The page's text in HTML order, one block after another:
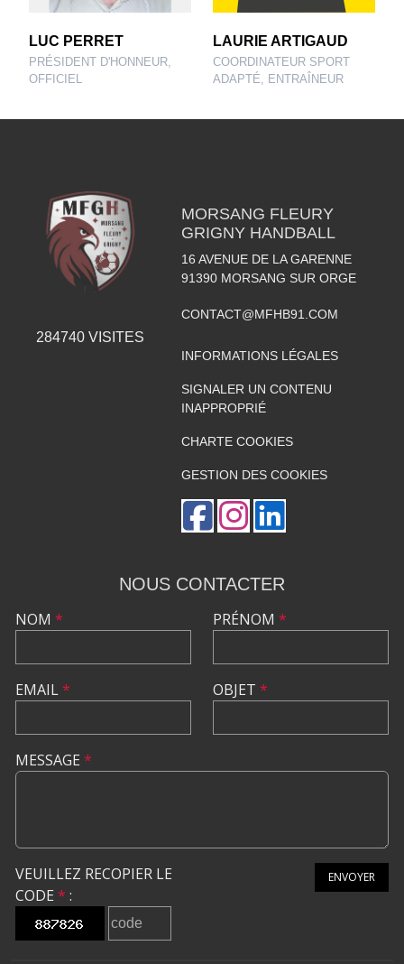
LUC PERRET
PRÉSIDENT D'HONNEUR,
OFFICIEL
LAURIE ARTIGAUD
COORDINATEUR SPORT
ADAPTÉ, ENTRAÎNEUR
284740 VISITES
MORSANG FLEURY
GRIGNY HANDBALL
16 AVENUE DE LA GARENNE
91390 MORSANG SUR ORGE
CONTACT@MFHB91.COM
INFORMATIONS LÉGALES
SIGNALER UN CONTENU
INAPPROPRIÉ
CHARTE COOKIES
GESTION DES COOKIES
NOUS CONTACTER
NOM *
EMAIL*
PRÉNOM *
OBJET *
MESSAGE *
VEUILLEZ RECOPIER LE
CODE * :
ENVOYER